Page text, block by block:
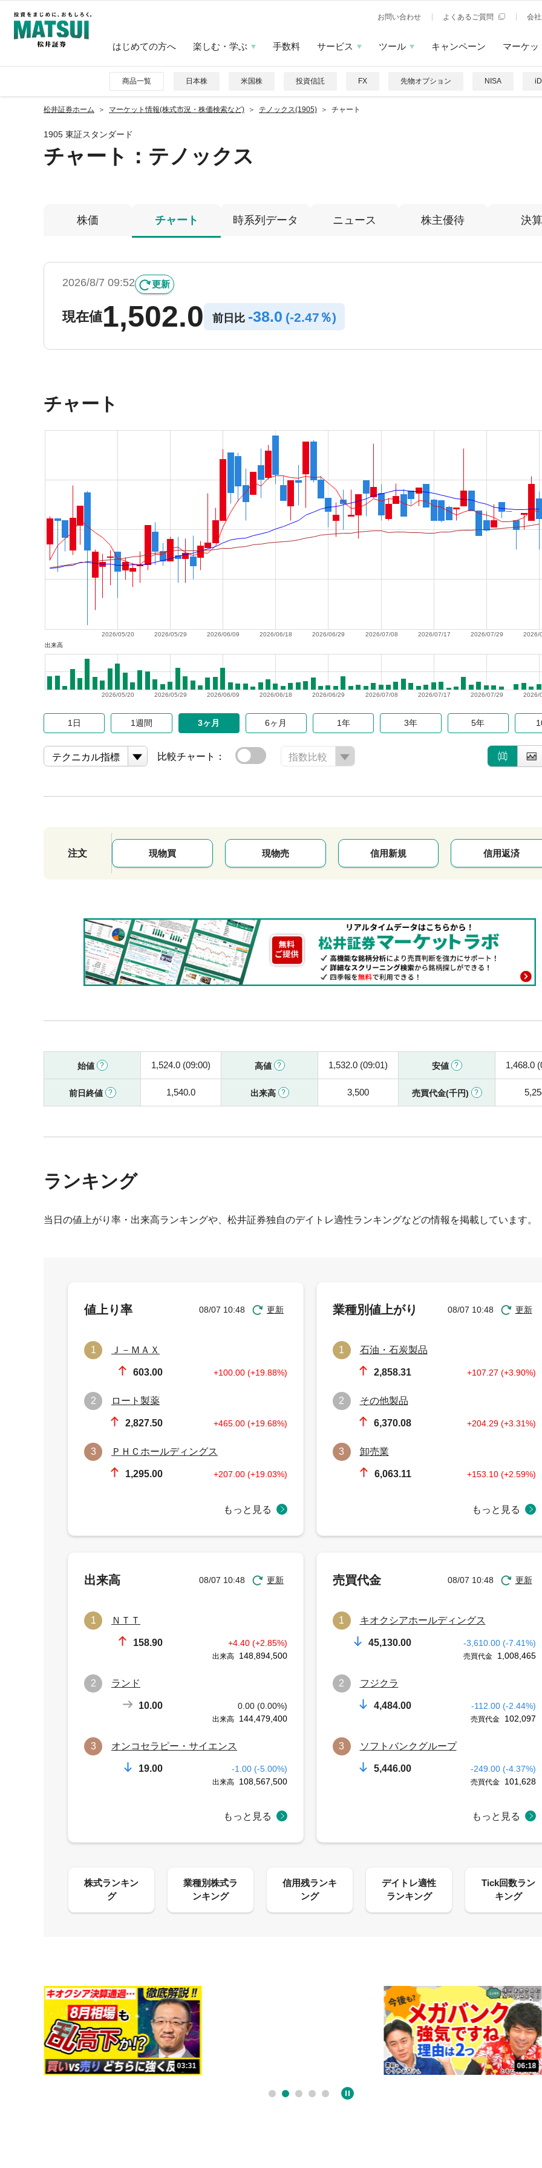
お問い合わせ よくあるご質問 会
はじめての方へ 楽しむ・学ぶ 手数料 サービス ツール キャンペーン マーケッ
商品一覧 日本株 米国株 投資信託 FX 先物オプション NISA
松井証券ホーム マーケット情報(株式市況・株価検索など) テノックス(1905) チャート
1905 東証スタンダード
チャート： テノックス
株価 チャート 時系列データ ニュース 株主優待 決算
2026/8/7 09:52 更新
現在値1,502.0 前日比 -38.0 (-2.47％)
チャート
2026/
2026/07/29
2026/07/17
2026/07/08
2026/06/29
2026/06/18
2026/06/09
2026/05/29
2026/05/20
出来高
2026/
2026/07/29
2026/07/17
2026/07/08
2026/06/29
2026/06/18
2026/06/09
2026/05/29
2026/05/20
1日 1週間 3ヶ月 6ヶ月 1年 3年 5年
テクニカル指標 比較チャート： 指数比較
注文 現物買 現物売 信用新規 信用返済
始値 1,524.0 (09:00) 高値 1,532.0 (09:01) 安値 1,468.0
前日終値 1,540.0 出来高 3,500 売買代金(千円)
ランキング
当日の値上がり率・出来高ランキングや、松井証券独自のデイトレ適性ランキングなどの情報を掲載しています。
05:09